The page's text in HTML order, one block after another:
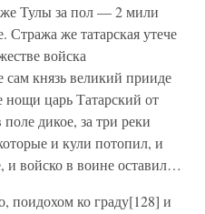
же Тулы за пол — 2 мили
же татарская утече
войска
князь великий прииде
нощи царь Татарский от
дикое, за три реки
и кули потопил, и
и войско в воине оставил…
поидохом ко граду[128] и